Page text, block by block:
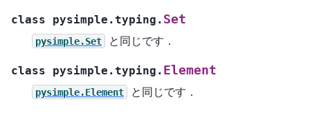
class pysimple.typing. Set
pysimple.Set と同じです．
class pysimple.typing. Element
pysimple.Element と同じです．